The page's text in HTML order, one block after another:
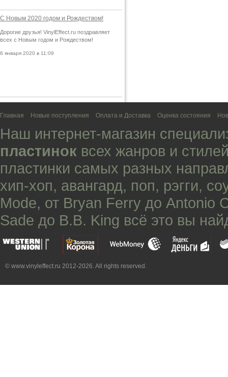
С Новым 2020 годом и Рождеством!
Дорогие друзья! VinylEffect.ru поздравляет
всех с Новым годом и Рождеством!
6 января 2020 в 11:09
Главная Новые поступления Оплата и Доставка Оценка состояния
Наш интернет-магазин
пластинок всех жанров и
пластинки самых разных
хип-хоп, авангард, поп, рэгги,
Mode, от Bryan Ferry до Antonio
Sade до B.B. King всё это вы
© www.vinyleffect.ru 2012-2026. All rights reserved.